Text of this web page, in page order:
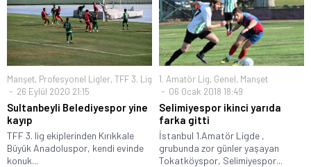
Manşet, Profesyonel Ligler, TFF 3. Lig
26 Eylül 2020 21:15
Sultanbeyli Belediyespor yine
kayıp
TFF 3. lig ekiplerinden Kırıkkale
Büyük Anadoluspor, kendi evinde
konuk...
1. Amatör Lig, Genel, Manşet
06 Ocak 2018 18:49
Selimiyespor ikinci yarıda
farka gitti
İstanbul 1.Amatör Ligde ,
grubunda zor günler yaşayan
Tokatköyspor, Selimiyespor...